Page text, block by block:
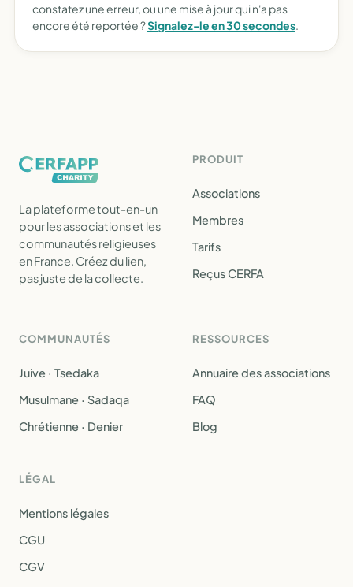
constatez une erreur, ou une mise à jour qui n'a pas
encore été reportée ?Signalez-le en 30 secondes.
La plateforme tout-en-un
pour les associations et les
communautés religieuses
en France. Créez du lien,
pas juste de la collecte.
PRODUIT
Associations
Membres
Tarifs
Reçus CERFA
COMMUNAUTÉS
Juive · Tsedaka
Musulmane · Sadaqa
Chrétienne · Denier
RESSOURCES
Annuaire des associations
FAQ
Blog
LÉGAL
Mentions légales
CGU
CGV